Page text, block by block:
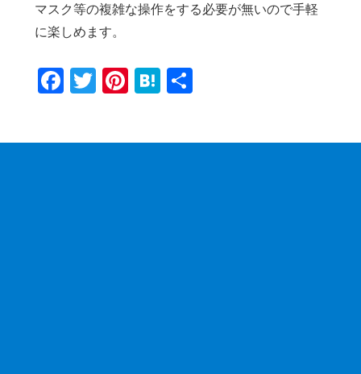
マスク等の複雑な操作をする必要が無いので手軽
に楽しめます。
F
T
Pi
H